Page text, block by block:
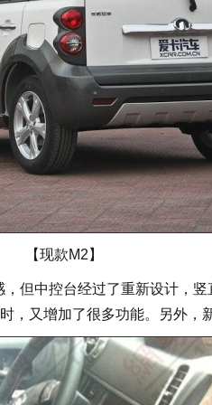
【现款M2】
但中控台经过了重新设计，竖
，又增加了很多功能。另外，